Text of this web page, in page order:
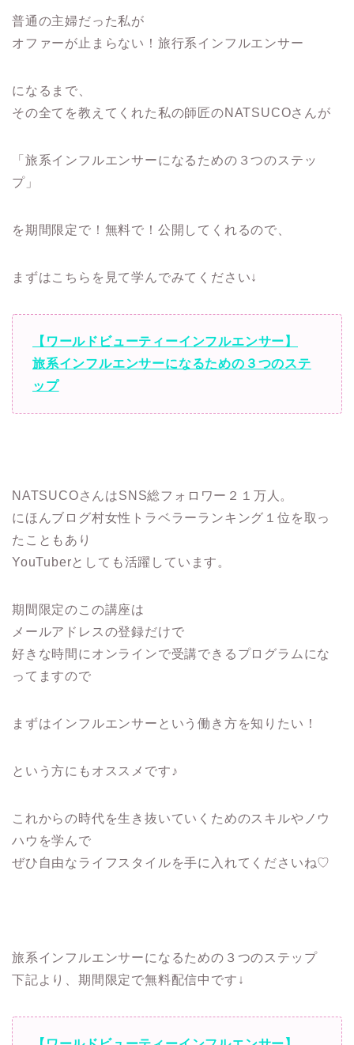
普通の主婦だった私が
オファーが止まらない！旅行系インフルエンサー
になるまで、
その全てを教えてくれた私の師匠のNATSUCOさんが
「旅系インフルエンサーになるための３つのステッ
プ」
を期間限定で！無料で！公開してくれるので、
まずはこちらを見て学んでみてください↓
【ワールドビューティーインフルエンサー】
旅系インフルエンサーになるための３つのステ
ップ
NATSUCOさんはSNS総フォロワー２１万人。
にほんブログ村女性トラベラーランキング１位を取っ
たこともあり
YouTuberとしても活躍しています。
期間限定のこの講座は
メールアドレスの登録だけで
好きな時間にオンラインで受講できるプログラムにな
ってますので
まずはインフルエンサーという働き方を知りたい！
という方にもオススメです♪
これからの時代を生き抜いていくためのスキルやノウ
ハウを学んで
ぜひ自由なライフスタイルを手に入れてくださいね♡
旅系インフルエンサーになるための３つのステップ
下記より、期間限定で無料配信中です↓